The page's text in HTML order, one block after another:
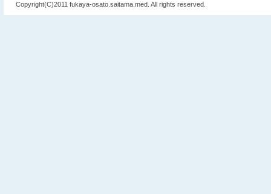
Copyright(C)2011 fukaya-osato.saitama.med. All rights reserved.